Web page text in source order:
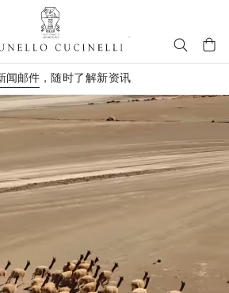
闻邮件，随时了解新资讯